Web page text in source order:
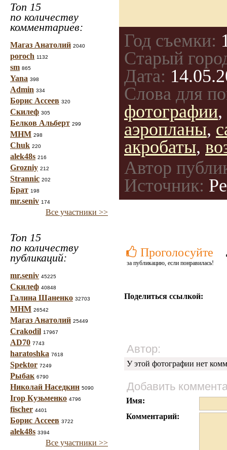
Топ 15
по количеству
комментариев:
Магаз Анатолий 2040
poroch 1132
sm 865
Yana 398
Admin 334
Борис Ассеев 320
Скилеф 305
Белков Альберт 299
МНМ 298
Chuk 220
alek48s 216
Grozniy 212
Strannic 202
Брат 198
mr.seniv 174
Все участники >>
Топ 15
по количеству
публикаций:
mr.seniv 45225
Скилеф 40848
Галина Шаненко 32703
МНМ 26542
Магаз Анатолий 25449
Crakodil 17967
AD70 7743
haratoshka 7618
Spektor 7249
Рыбак 6790
Николай Наседкин 5090
Ігор Кузьменко 4796
fischer 4401
Борис Ассеев 3722
alek48s 3394
Все участники >>
Год съемки:
Старый
Дата:
Слова для
фотографии,
аэропланы,
акробаты,
Автор
Источник:
Проголосуйте
за публикацию, если понравилась!
Поделиться ссылкой:
Автор:
У этой фотографии нет
Добавить
Имя:
Комментарий: